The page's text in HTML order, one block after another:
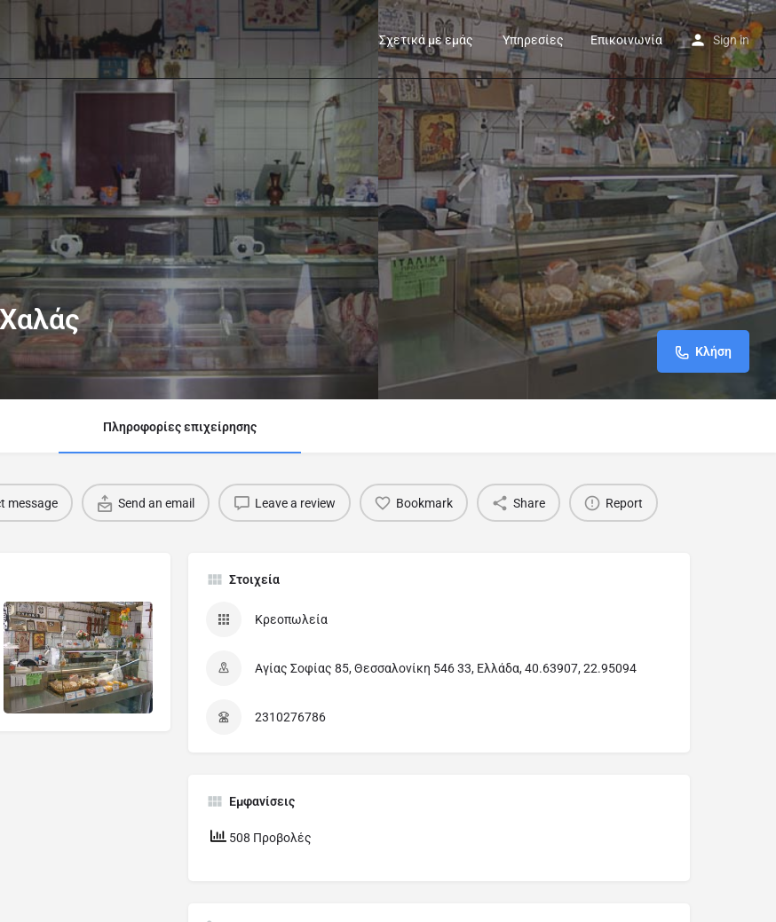
Σχετικά με εμάς Υπηρεσίες Επικοινωνία Sign in
Κλήση
Πληροφορίες επιχείρησης
message Send an email Leave a review Bookmark Share Report
Στοιχεία
Κρεοπωλεία
Αγίας Σοφίας 85, Θεσσαλονίκη 546 33, Ελλάδα, 40.63907, 22.95094
2310276786
Εμφανίσεις
508 Προβολές